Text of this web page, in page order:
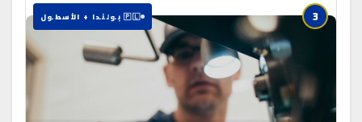
3 🇵🇱 بولندا + الأسطول